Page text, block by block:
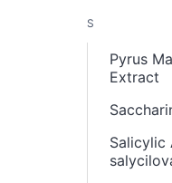
S
Pyrus
Extract
Salicylic